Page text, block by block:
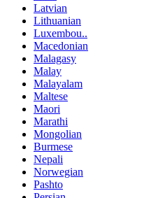
Latvian
Lithuanian
Luxembou..
Macedonian
Malagasy
Malay
Malayalam
Maltese
Maori
Marathi
Mongolian
Burmese
Nepali
Norwegian
Pashto